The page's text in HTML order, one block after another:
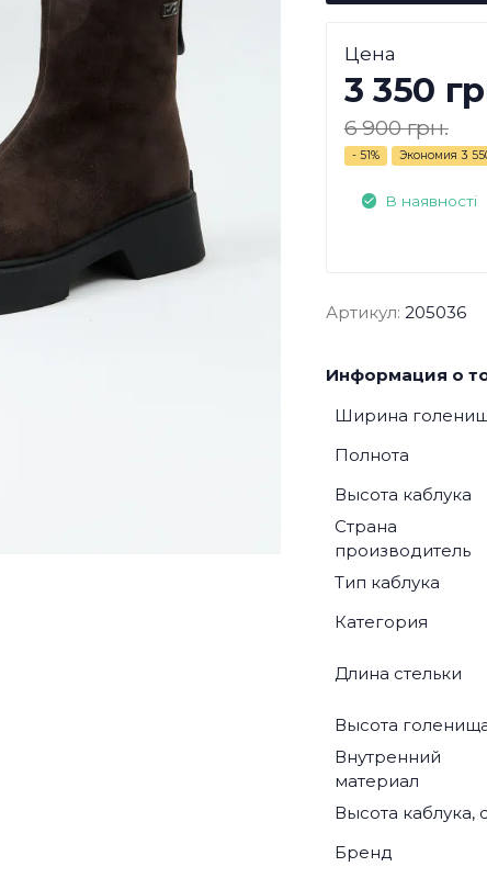
Цена
3 350
6 900 грн.
- 51% Экономия 3
В наявності
Артикул: 205036
Информация о
Ширина
Полнота
Высота каблука
Страна
производитель
Тип каблука
Категория
Длина стельки
Высота
Внутренний
материал
Высота каблука,
Бренд